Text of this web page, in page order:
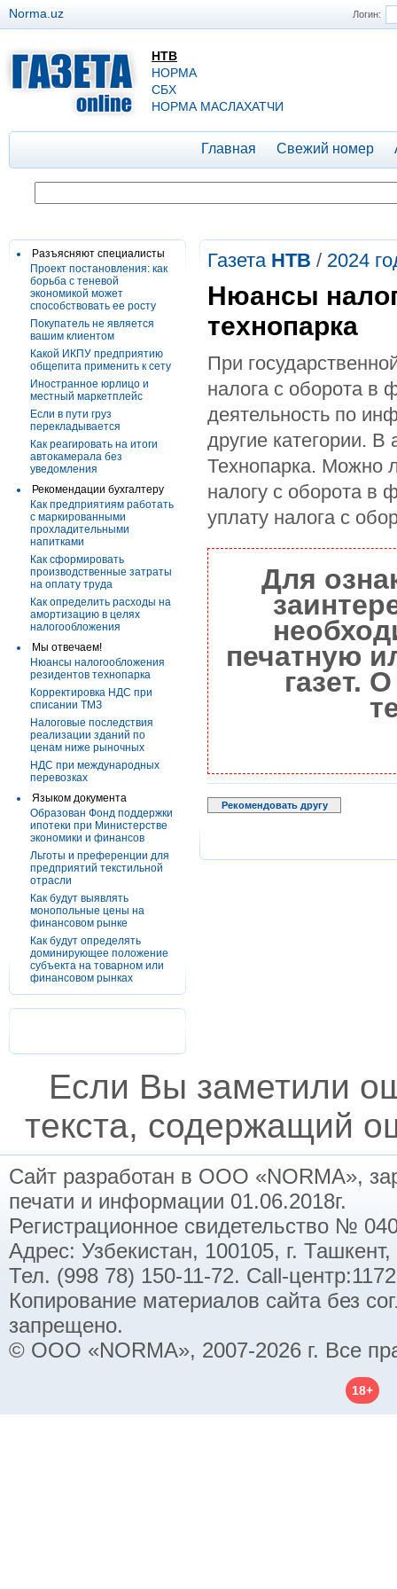
Логин:
Norma.uz
НТВ
НОРМА
СБХ
НОРМА МАСЛАХАТЧИ
Главная Свежий номер
Разъясняют специалисты
Проект постановления: как
борьба с теневой
экономикой может
способствовать ее росту
Покупатель не является
вашим клиентом
Какой ИКПУ предприятию
общепита применить к сету
Иностранное юрлицо и
местный маркетплейс
Если в пути груз
перекладывается
Как реагировать на итоги
автокамерала без
уведомления
Рекомендации бухгалтеру
Как предприятиям работать
с маркированными
прохладительными
напитками
Как сформировать
производственные затраты
на оплату труда
Как определить расходы на
амортизацию в целях
налогообложения
Мы отвечаем!
Нюансы налогообложения
резидентов технопарка
Корректировка НДС при
списании ТМЗ
Налоговые последствия
реализации зданий по
ценам ниже рыночных
НДС при международных
перевозках
Языком документа
Образован Фонд поддержки
ипотеки при Министерстве
экономики и финансов
Льготы и преференции для
предприятий текстильной
отрасли
Как будут выявлять
монопольные цены на
финансовом рынке
Как будут определять
доминирующее положение
субъекта на товарном или
финансовом рынках
Газета НТВ / 2024
Нюансы
технопарка
При
налога с оборота в
деятельность по
другие категории.
Технопарка. Можно
налогу с оборота в
уплату налога с
Для
печатную
газет.
Рекомендовать другу
Если Вы заметили
текста, содержащий
Сайт разработан в ООО «NORMA»,
печати и информации 01.06.2018г.
Регистрационное свидетельство №
Адрес: Узбекистан, 100105, г.
Тел. (998 78) 150-11-72. Call-
Копирование материалов сайта без
запрещено.
© ООО «NORMA», 2007-2026 г. Все
18+